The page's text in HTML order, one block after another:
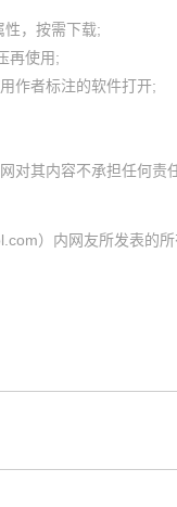
，按需下载;
再使用;
作者标注的软件打开;
）内网友所发表的